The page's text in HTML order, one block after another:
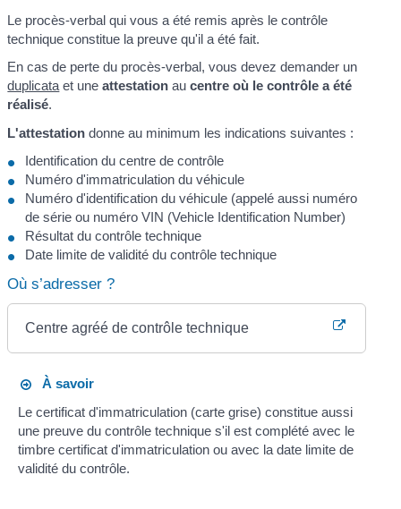
Le procès-verbal qui vous a été remis après le contrôle
technique constitue la preuve qu'il a été fait.
En cas de perte du procès-verbal, vous devez demander un
duplicata et uneattestation aucentre où le contrôle a été
réalisé.
L'attestation donne au minimum les indications suivantes :
Identification du centre de contrôle
Numéro d'immatriculation du véhicule
Numéro d'identification du véhicule (appelé aussi numéro
de série ou numéro VIN (Vehicle Identification Number)
Résultat du contrôle technique
Date limite de validité du contrôle technique
Où s’adresser ?
Centre agréé de contrôle technique
À savoir
Le certificat d'immatriculation (carte grise) constitue aussi
une preuve du contrôle technique s'il est complété avec le
timbre certificat d'immatriculation ou avec la date limite de
validité du contrôle.